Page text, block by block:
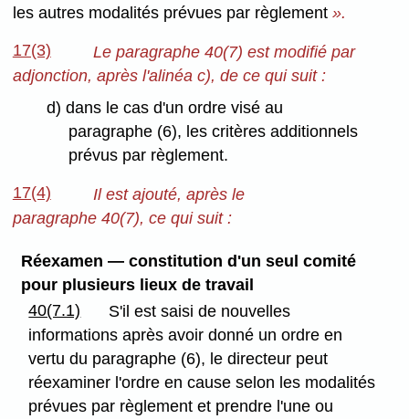
les autres modalités prévues par règlement ».
17(3)
Le paragraphe 40(7) est modifié par
adjonction, après l'alinéa c), de ce qui suit :
d) dans le cas d'un ordre visé au
paragraphe (6), les critères additionnels
prévus par règlement.
17(4)
Il est ajouté, après le
paragraphe 40(7), ce qui suit :
Réexamen — constitution d'un seul comité
pour plusieurs lieux de travail
40(7.1)
S'il est saisi de nouvelles
informations après avoir donné un ordre en
vertu du paragraphe (6), le directeur peut
réexaminer l'ordre en cause selon les modalités
prévues par règlement et prendre l'une ou